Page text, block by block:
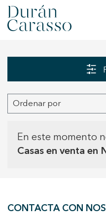
VENDER
OBRA NUEVA
CONTACTO
Ordenar por
En este momento
Casas en venta en
CONTACTA CON